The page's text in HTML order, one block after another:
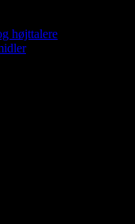
højttalere